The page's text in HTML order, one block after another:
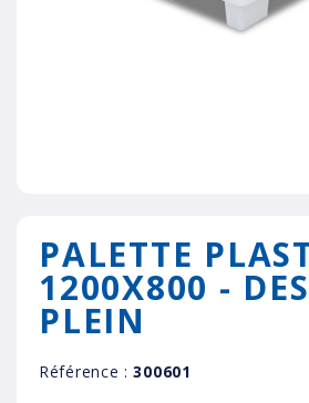
PALETTE
1200X800 -
PLEIN
Référence : 300601